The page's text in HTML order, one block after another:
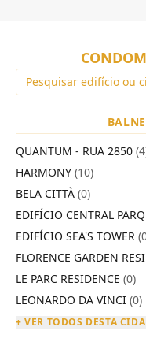
QUANTUM - RUA 2850
HARMONY (10)
BELA CITTÀ (0)
EDIFÍCIO CENTRAL
EDIFÍCIO SEA'S TOWER
FLORENCE GARDEN
LE PARC RESIDENCE (0)
LEONARDO DA VINCI (0)
+ VER TODOS DESTA